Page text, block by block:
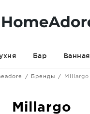
Бар Ванная
Бренды Millargo
Millargo